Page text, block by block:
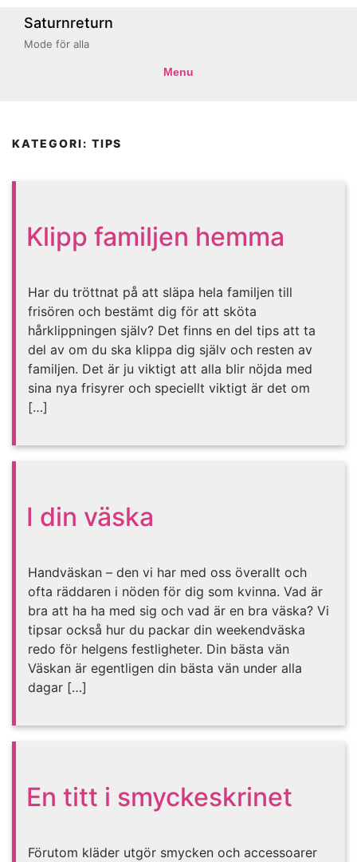
Saturnreturn
Mode för alla
Menu
KATEGORI: TIPS
Klipp familjen hemma
Har du tröttnat på att släpa hela familjen till
frisören och bestämt dig för att sköta
hårklippningen själv? Det finns en del tips att ta
del av om du ska klippa dig själv och resten av
familjen. Det är ju viktigt att alla blir nöjda med
sina nya frisyrer och speciellt viktigt är det om
[…]
I din väska
Handväskan – den vi har med oss överallt och
ofta räddaren i nöden för dig som kvinna. Vad är
bra att ha ha med sig och vad är en bra väska? Vi
tipsar också hur du packar din weekendväska
redo för helgens festligheter. Din bästa vän
Väskan är egentligen din bästa vän under alla
dagar […]
En titt i smyckeskrinet
Förutom kläder utgör smycken och accessoarer